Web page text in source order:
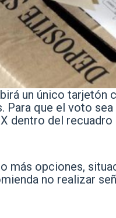
un único tarjetón
que el voto
dentro del
más opciones,
no realizar